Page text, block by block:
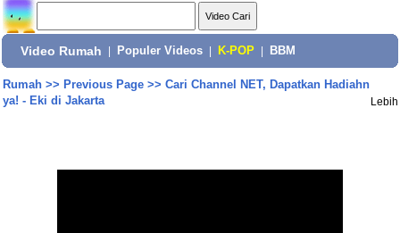
Video Rumah Populer Videos K-POP BBM
Rumah>> Previous Page>> Cari Channel NET, Dapatkan Hadiahn
ya! - Eki di Jakarta
Lebih